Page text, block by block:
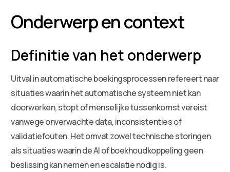
Onderwerp en context
Definitie van het onderwerp
Uitval in automatische boekingsprocessen refereert naar
situaties waarin het automatische systeem niet kan
doorwerken, stopt of menselijke tussenkomst vereist
vanwege onverwachte data, inconsistenties of
validatiefouten. Het omvat zowel technische storingen
als situaties waarin de AI of boekhoudkoppeling geen
beslissing kan nemen en escalatie nodig is.